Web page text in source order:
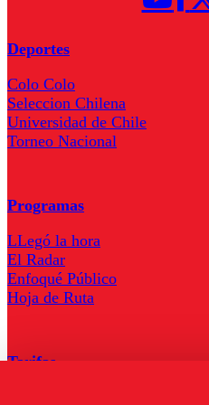
Deportes
Colo Colo
Seleccion Chilena
Universidad de Chile
Torneo Nacional
Programas
LLegó la hora
El Radar
Enfoqué Público
Hoja de Ruta
Tarifas